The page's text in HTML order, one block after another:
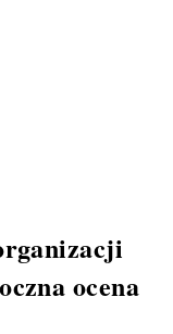
ocena